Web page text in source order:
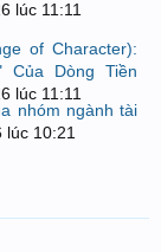
lúc 11:11
of Character):
Của Dòng Tiền
lúc 11:11
nhóm ngành tài
lúc 10:21